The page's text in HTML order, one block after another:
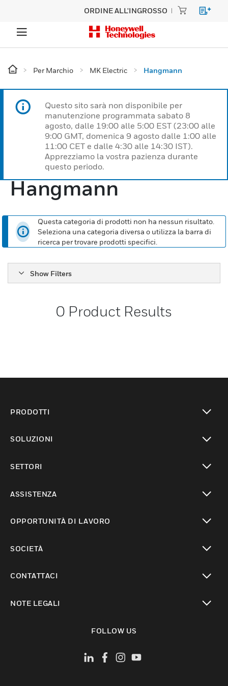
ORDINE ALL'INGROSSO
Per Marchio MK Electric Hangmann
Questo sito sarà non disponibile per
manutenzione programmata sabato 8
agosto, dalle 19:00 alle 5:00 EST (23:00 alle
9:00 GMT, domenica 9 agosto dalle 1:00 alle
11:00 CET e dalle 4:30 alle 14:30 IST).
Apprezziamo la vostra pazienza durante
questo periodo.
Hangmann
Questa categoria di prodotti non ha nessun risultato.
Seleziona una categoria diversa o utilizza la barra di
ricerca per trovare prodotti specifici.
Show Filters
0 Product Results
PRODOTTI
SOLUZIONI
SETTORI
ASSISTENZA
OPPORTUNITÀ DI LAVORO
SOCIETÀ
CONTATTACI
NOTE LEGALI
FOLLOW US